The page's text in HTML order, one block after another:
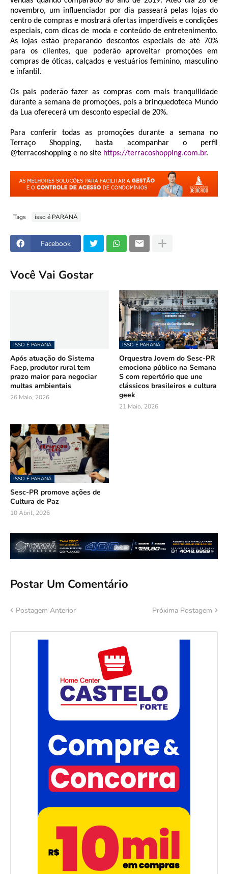
novembro, um influenciador por dia passeará pelas lojas do
centro de compras e mostrará ofertas imperdíveis e condições
especiais, com dicas de moda e conteúdo de entretenimento.
As lojas estão preparando descontos especiais de até 70%
para os clientes, que poderão aproveitar promoções em
compras de óticas, calçados e vestuários feminino, masculino
e infantil.
Os pais poderão fazer as compras com mais tranquilidade
durante a semana de promoções, pois a brinquedoteca Mundo
da Lua oferecerá um desconto especial de 20%.
Para conferir todas as promoções durante a semana no
Terraço Shopping, basta acompanhar o perfil
@terracoshopping e no site https://terracoshopping.com.br.
Tags isso é PARANÁ
Facebook
Você Vai Gostar
ISSO É PARANÁ
Após atuação do Sistema
Faep, produtor rural tem
prazo maior para negociar
multas ambientais
26 Maio, 2026
ISSO É PARANÁ.
Orquestra Jovem do Sesc-PR
emociona público na Semana
S com repertório que une
clássicos brasileiros e cultura
geek
21 Maio, 2026
ISSO É PARANÁ
Sesc-PR promove ações de
Cultura de Paz
10 Abril, 2026
Postar Um Comentário
Postagem Anterior Próxima Postagem